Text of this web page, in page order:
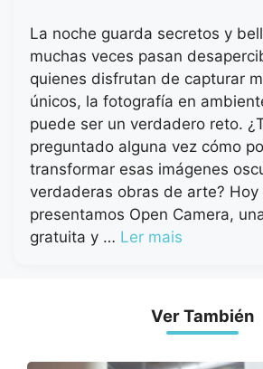
La noche guarda secretos y
muchas veces pasan
quienes disfrutan de capturar
únicos, la fotografía en
puede ser un verdadero reto.
preguntado alguna vez cómo
transformar esas imágenes
verdaderas obras de arte? Hoy
presentamos Open Camera,
gratuita y … Ler mais
Ver También